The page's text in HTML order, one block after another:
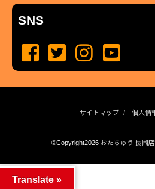
SNS
サイトマップ 個人情
©Copyright2026 おたちゅう 長岡店
Translate »